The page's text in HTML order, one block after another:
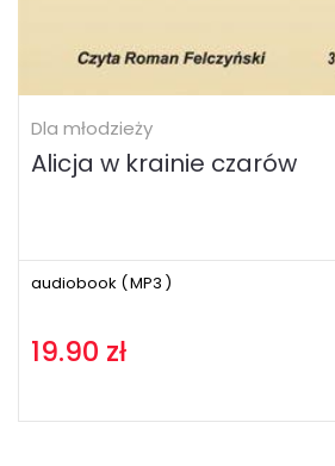
Dla młodzieży
Alicja w krainie czarów
audiobook (MP3 )
19.90 zł